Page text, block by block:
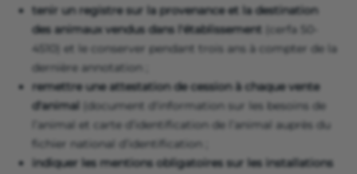
tenir un registre sur la provenance et la destination
des animaux vendus dans l'établissement
(cerfa 50-
4510) et le conserver pendant trois ans à compter de la
dernière annotation ;
remettre une attestation de cession à chaque vente
d'animal (document d'information sur les besoins de
l’animal et carte d’identification de l’animal auprès du
fichier national d’identification ;
indiquer les mentions obligatoires sur les installations